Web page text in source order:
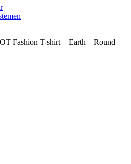
Fashion T-shirt – Earth – Round